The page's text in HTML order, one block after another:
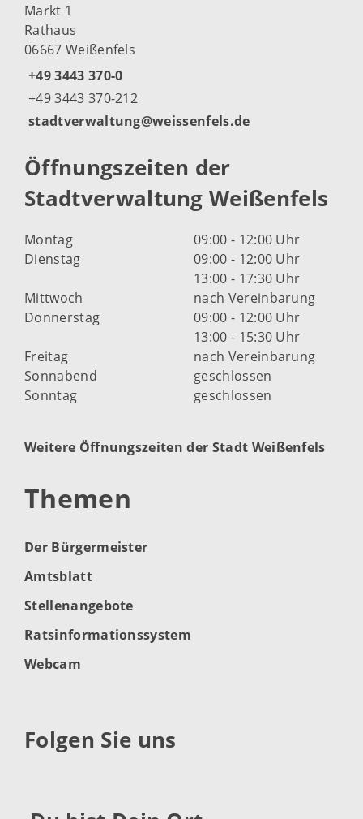
Markt 1
Rathaus
06667 Weißenfels
+49 3443 370-0
+49 3443 370-212
stadtverwaltung@weissenfels.de
Öffnungszeiten der
Stadtverwaltung Weißenfels
Montag
09:00 - 12:00 Uhr
Dienstag
09:00 - 12:00 Uhr
13:00 - 17:30 Uhr
Mittwoch
nach Vereinbarung
Donnerstag
09:00 - 12:00 Uhr
13:00 - 15:30 Uhr
Freitag
nach Vereinbarung
Sonnabend
geschlossen
Sonntag
geschlossen
Weitere Öffnungszeiten der Stadt Weißenfels
Themen
Der Bürgermeister
Amtsblatt
Stellenangebote
Ratsinformationssystem
Webcam
Folgen Sie uns